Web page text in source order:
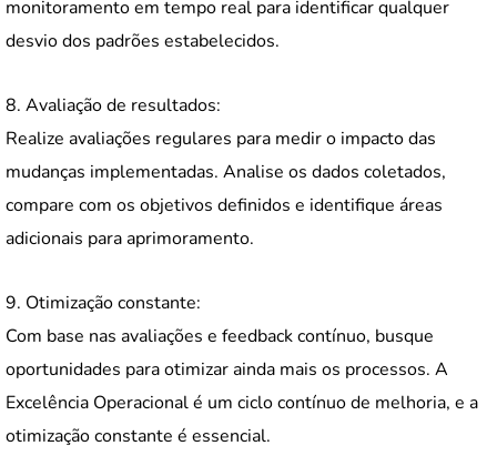
monitoramento em tempo real para identificar qualquer
desvio dos padrões estabelecidos.
8. Avaliação de resultados:
Realize avaliações regulares para medir o impacto das
mudanças implementadas. Analise os dados coletados,
compare com os objetivos definidos e identifique áreas
adicionais para aprimoramento.
9. Otimização constante:
Com base nas avaliações e feedback contínuo, busque
oportunidades para otimizar ainda mais os processos. A
Excelência Operacional é um ciclo contínuo de melhoria, e a
otimização constante é essencial.